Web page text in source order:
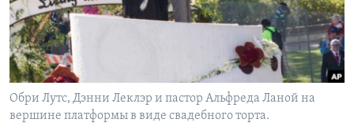
Learning English
СОЦИАЛЬНЫЕ СЕТИ
Обри Лутс, Дэнни Леклэр и пастор Альфреда Ланой на
вершине платформы в виде свадебного торта.